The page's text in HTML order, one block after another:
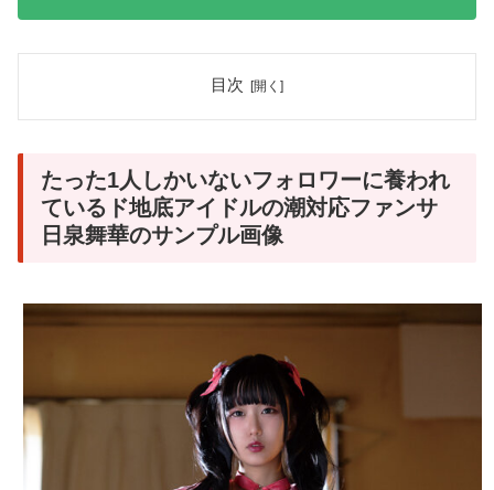
目次
たった1人しかいないフォロワーに養われ
ているド地底アイドルの潮対応ファンサ
日泉舞華のサンプル画像